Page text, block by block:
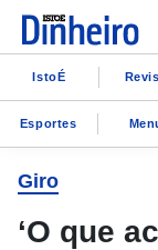
IstoÉ
Esportes
Giro
‘O que